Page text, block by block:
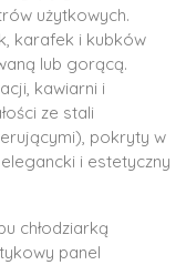
użytkowych.
karafek i kubków
lub gorącą.
kawiarni i
ze stali
pokryty w
i estetyczny
chłodziarką
panel